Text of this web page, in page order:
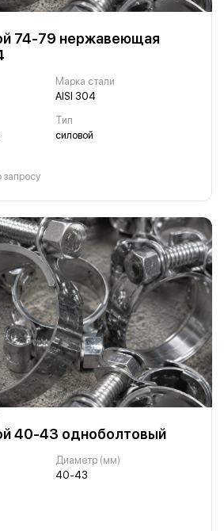
74-79 нержавеющая
Марка стали
AISI 304
Тип
силовой
запросу
40-43 одноболтовый
Диаметр (мм)
40-43